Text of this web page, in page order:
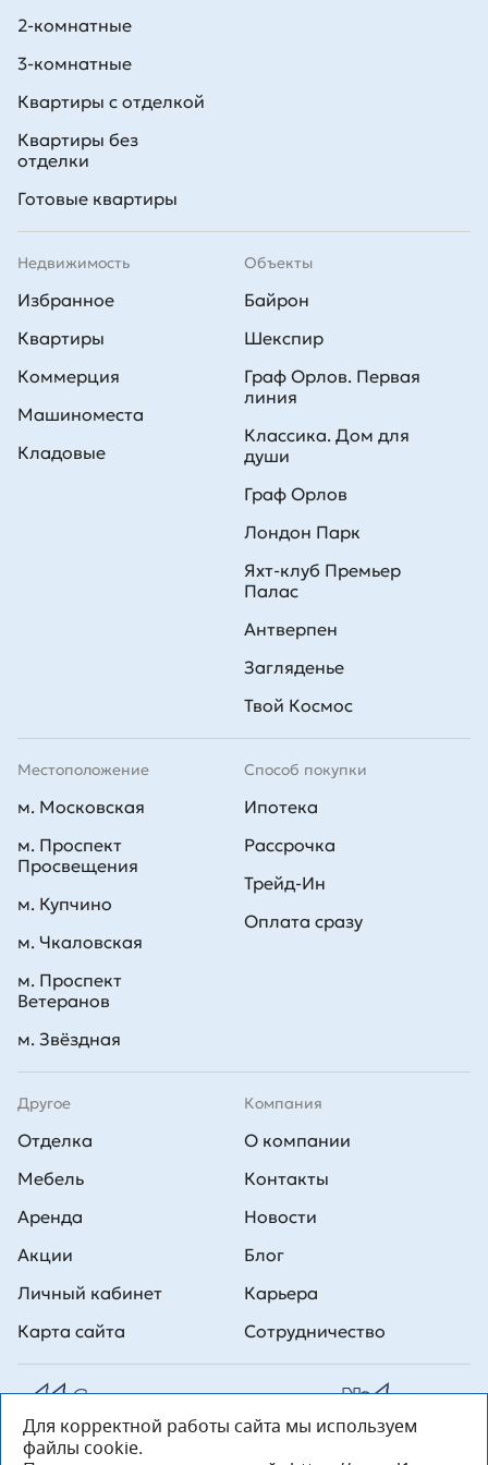
2-комнатные
3-комнатные
Квартиры с отделкой
Квартиры без
отделки
Готовые квартиры
Недвижимость
Избранное
Квартиры
Коммерция
Машиноместа
Кладовые
Способ покупки
Ипотека
Рассрочка
Трейд-Ин
Оплата сразу
Объекты
Байрон
Шекспир
Граф Орлов. Первая
линия
Классика. Дом для
души
Граф Орлов
Лондон Парк
Яхт-клуб Премьер
Палас
Антверпен
Загляденье
Твой Космос
Другое
Отделка
Мебель
Аренда
Акции
Личный кабинет
Карта сайта
Компания
О компании
Контакты
Новости
Блог
Карьера
Сотрудничество
Местоположение
м. Московская
м. Проспект
Просвещения
м. Купчино
м. Чкаловская
м. Проспект
Ветеранов
м. Звёздная
Все права на публикуемые на сайте материалы принадлежат
ООО Л1 Строительная комания №1. Любая информация,
Для корректной работы сайта мы используем
файлы cookie.